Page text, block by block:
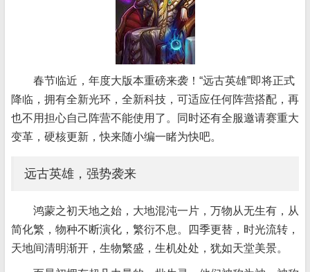
春节临近，年度大版本重磅来袭！“远古英雄”即将正式
降临，拥有全新光环，全新科技，可适应任何阵营搭配，再
也不用担心自己阵营不能使用了。同时还有全服邀请赛重大
变革，硬核更新，快来随小编一睹为快吧。
远古英雄，强势袭来
鸿蒙之初天地之始，大地混沌一片，万物从无生有，从
简化繁，物种不断演化，繁衍不息。四季更替，时光流转，
天地间清明渐开，生物繁盛，生机处处，犹如天堂美景。